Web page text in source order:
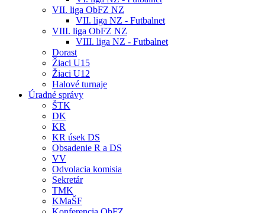
VII. liga ObFZ NZ
VII. liga NZ - Futbalnet
VIII. liga ObFZ NZ
VIII. liga NZ - Futbalnet
Dorast
Žiaci U15
Žiaci U12
Halové turnaje
Úradné správy
ŠTK
DK
KR
KR úsek DS
Obsadenie R a DS
VV
Odvolacia komisia
Sekretár
TMK
KMaŠF